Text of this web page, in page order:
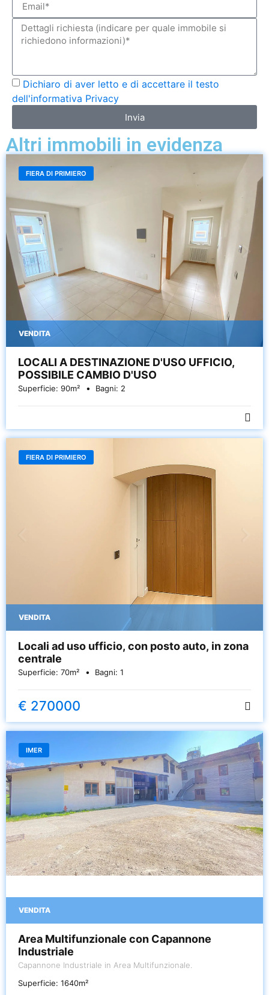
Dichiaro di aver letto e di accettare il testo
dell'informativa Privacy
Invia
Altri immobili in evidenza
FIERA DI PRIMIERO
VENDITA
LOCALI A DESTINAZIONE D'USO UFFICIO,
POSSIBILE CAMBIO D'USO
Superficie: 90m² Bagni: 2
FIERA DI PRIMIERO
VENDITA
Locali ad uso ufficio, con posto auto, in zona
centrale
Superficie: 70m² Bagni: 1
€ 270000
IMER
VENDITA
Area Multifunzionale con Capannone
Industriale
Capannone Industriale in Area Multifunzionale.
Superficie: 1640m²